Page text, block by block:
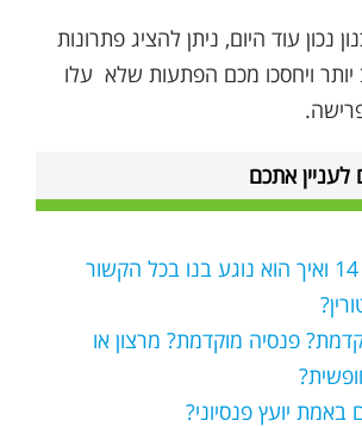
נכון עוד היום, ניתן להציג פתרונות
יותר ויחסכו מכם הפתעות שלא עלו
לעניין אתכם
מהו סעיף 14 ואיך הוא נוגע בנו בכל הקשור
פנסיה מוקדמת? מרצון או
באמת יועץ פנסיוני?